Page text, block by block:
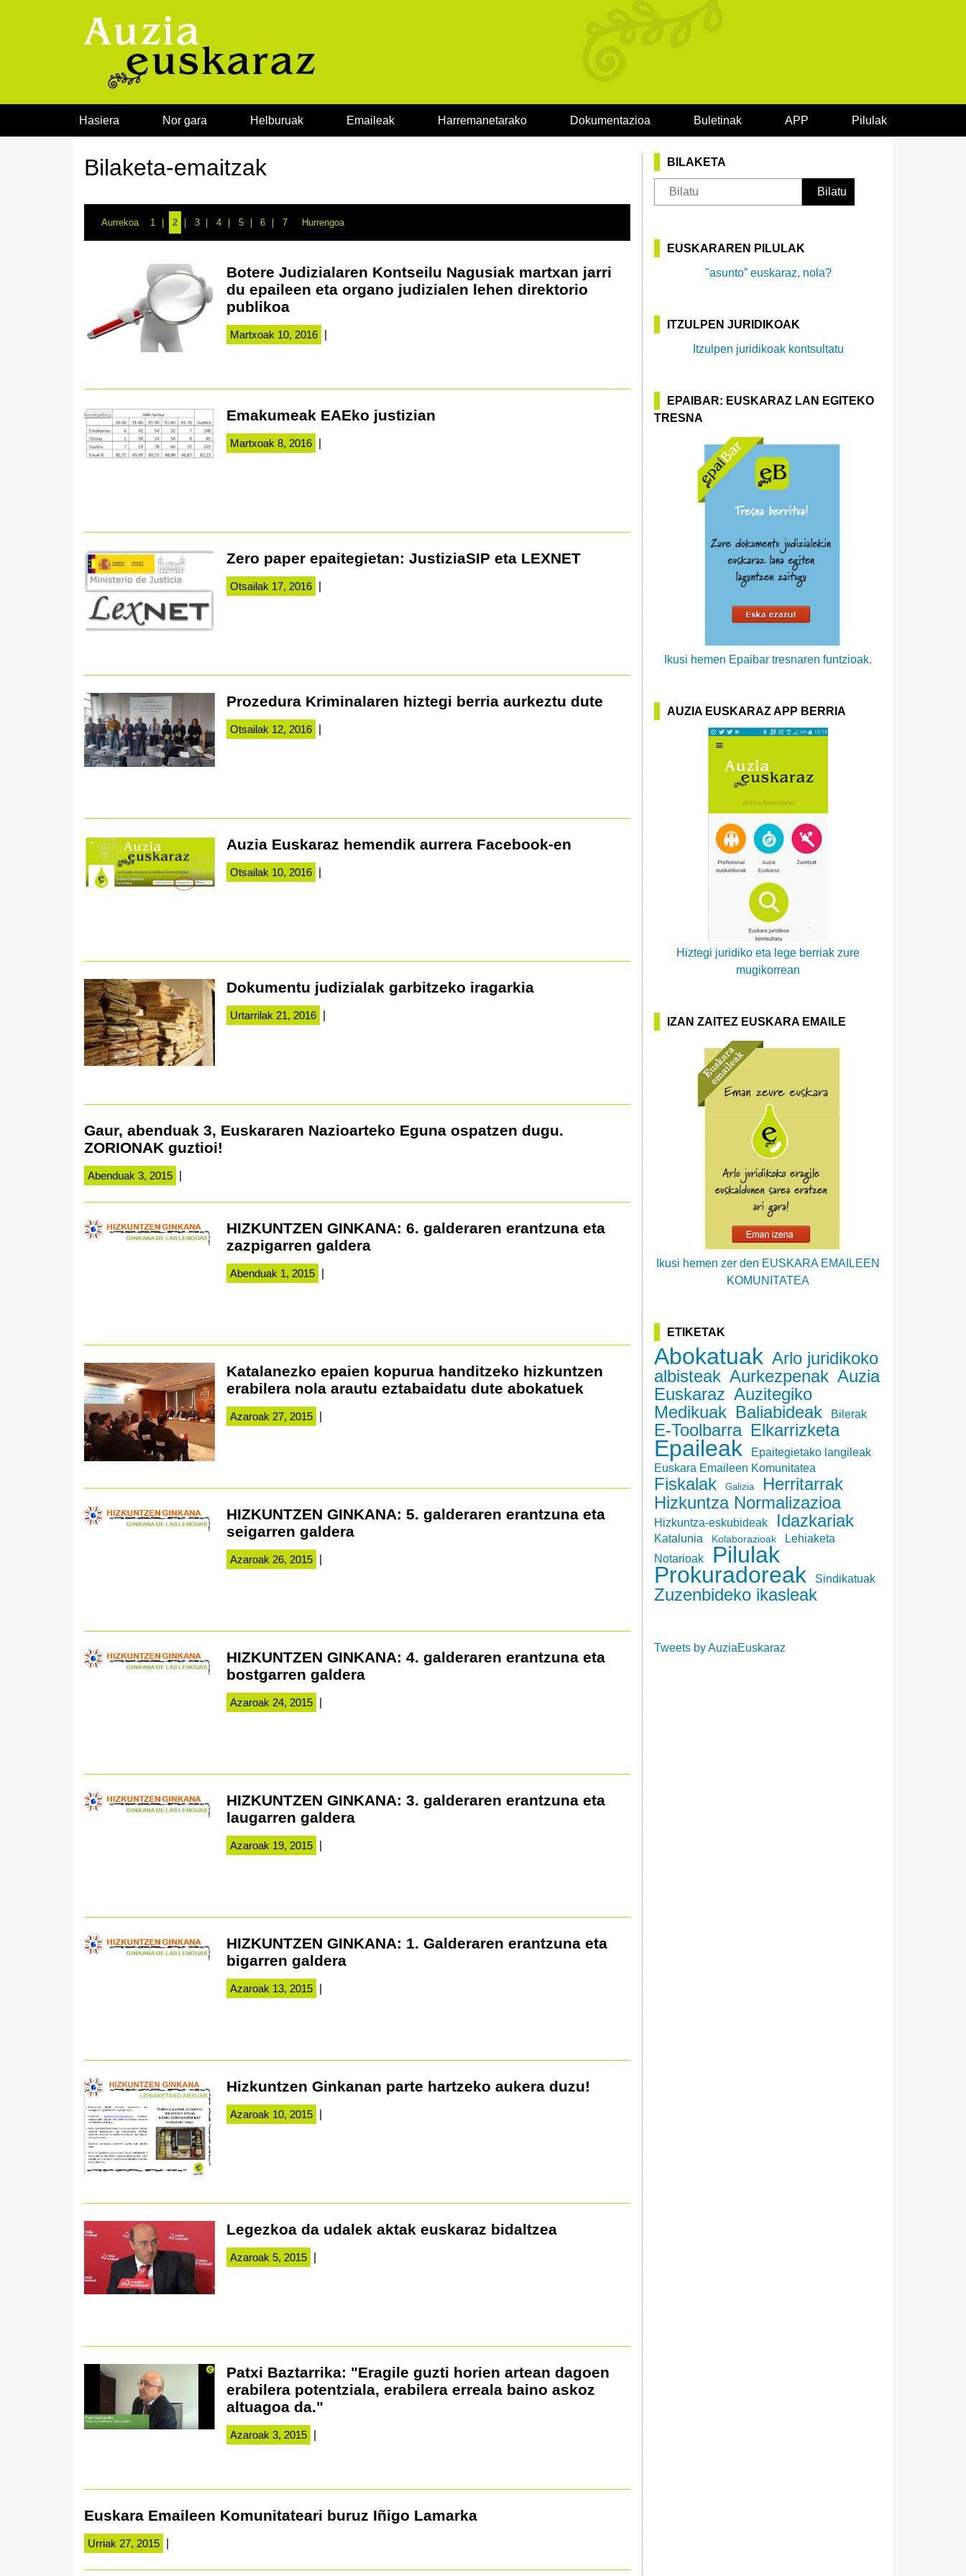
Hasiera Nor gara Helburuak Emaileak Harremanetarako Dokumentazioa Buletinak APP Pilulak
Bilaketa-emaitzak
Aurrekoa 1 2 3 4 5 6 7 Hurrengoa
Botere Judizialaren Kontseilu Nagusiak martxan jarri
du epaileen eta organo judizialen lehen direktorio
publikoa
Martxoak 10, 2016
Emakumeak EAEko justizian
Martxoak 8, 2016
Zero paper epaitegietan: JustiziaSIP eta LEXNET
Otsailak 17, 2016
Prozedura Kriminalaren hiztegi berria aurkeztu dute
Otsailak 12, 2016
Auzia Euskaraz hemendik aurrera Facebook-en
Otsailak 10, 2016
Dokumentu judizialak garbitzeko iragarkia
Urtarrilak 21, 2016
Gaur, abenduak 3, Euskararen Nazioarteko Eguna ospatzen dugu.
ZORIONAK guztioi!
Abenduak 3, 2015
HIZKUNTZEN GINKANA: 6. galderaren erantzuna eta
zazpigarren galdera
Abenduak 1, 2015
Katalanezko epaien kopurua handitzeko hizkuntzen
erabilera nola arautu eztabaidatu dute abokatuek
Azaroak 27, 2015
HIZKUNTZEN GINKANA: 5. galderaren erantzuna eta
seigarren galdera
Azaroak 26, 2015
HIZKUNTZEN GINKANA: 4. galderaren erantzuna eta
bostgarren galdera
Azaroak 24, 2015
HIZKUNTZEN GINKANA: 3. galderaren erantzuna eta
laugarren galdera
Azaroak 19, 2015
HIZKUNTZEN GINKANA: 1. Galderaren erantzuna eta
bigarren galdera
Azaroak 13, 2015
Hizkuntzen Ginkanan parte hartzeko aukera duzu!
Azaroak 10, 2015
Legezkoa da udalek aktak euskaraz bidaltzea
Azaroak 5, 2015
Patxi Baztarrika: "Eragile guzti horien artean dagoen
erabilera potentziala, erabilera erreala baino askoz
altuagoa da."
Azaroak 3, 2015
Euskara Emaileen Komunitateari buruz Iñigo Lamarka
Urriak 27, 2015
BILAKETA
EUSKARAREN PILULAK
"asunto” euskaraz, nola?
ITZULPEN JURIDIKOAK
Itzulpen juridikoak kontsultatu
EPAIBAR: EUSKARAZ LAN EGITEKO
TRESNA
Ikusi hemen Epaibar tresnaren funtzioak.
AUZIA EUSKARAZ APP BERRIA
Hiztegi juridiko eta lege berriak zure
mugikorrean
IZAN ZAITEZ EUSKARA EMAILE
Ikusi hemen zer den EUSKARA EMAILEEN
KOMUNITATEA
ETIKETAK
Abokatuak Arlo juridikoko
albisteak Aurkezpenak Auzia
Euskaraz Auzitegiko
Medikuak Baliabideak Bilerak
E-Toolbarra Elkarrizketa
Epaileak
Epaitegietako langileak
Euskara Emaileen Komunitatea
Fiskalak Galizia
Herritarrak
Hizkuntza Normalizazioa
Hizkuntza-eskubideak Idazkariak
Katalunia Kolaborazioak
Lehiaketa
Notarioak
Pilulak
Prokuradoreak Sindikatuak
Zuzenbideko ikasleak
Tweets by AuziaEuskaraz